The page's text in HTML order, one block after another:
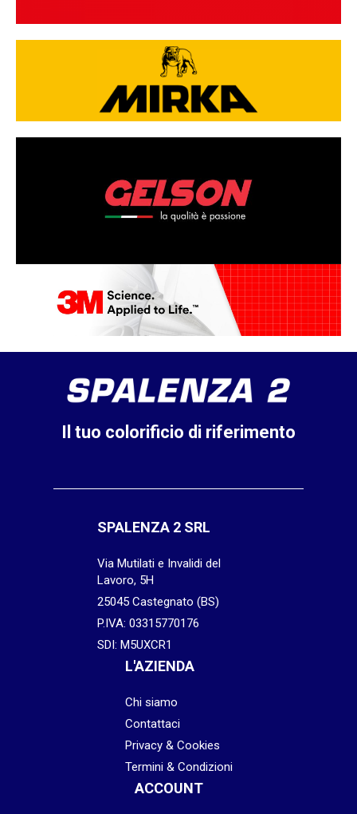
Il tuo colorificio di riferimento
SPALENZA 2 SRL
Via Mutilati e Invalidi del
Lavoro, 5H
25045 Castegnato (BS)
P.IVA: 03315770176
SDI: M5UXCR1
L'AZIENDA
Chi siamo
Contattaci
Privacy & Cookies
Termini & Condizioni
ACCOUNT